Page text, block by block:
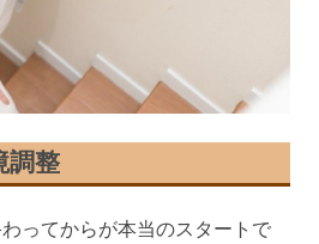
調整
ってからが本当のスタートで